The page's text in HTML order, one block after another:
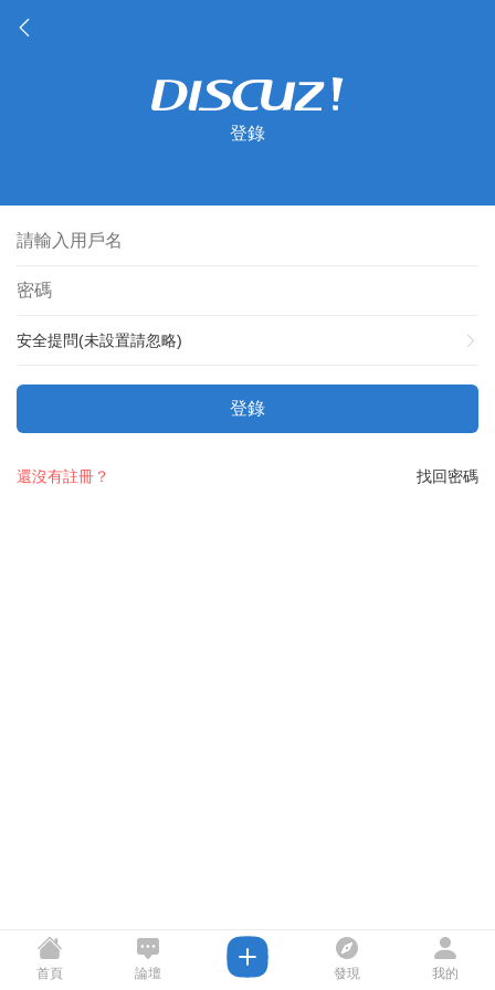
登錄
安全提問(未設置請忽略)
登錄
找回密碼
還沒有註冊？
首頁 論壇 發現 我的